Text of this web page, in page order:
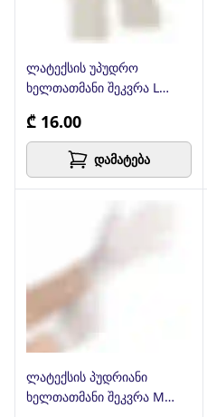
ლატექსის უპუდრო
ხელთათმანი შეკვრა L
₾ 16.00
დამატება
ლატექსის პუდრიანი
ხელთათმანი შეკვრა M